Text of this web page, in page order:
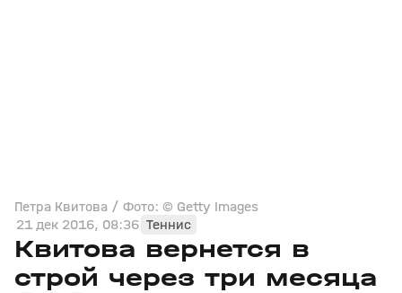
Петра Квитова / Фото: © Getty Images
21 дек 2016, 08:36 Теннис
Квитова вернется в
строй через три месяца